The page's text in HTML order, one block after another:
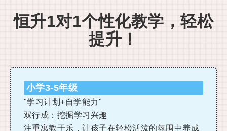
恒升1对1个性化教学，轻松
提升！
小学3-5年级
"学习计划+自学能力"
双行成：挖掘学习兴趣
注重寓教于乐，让孩子在轻松活泼的氛围中养成